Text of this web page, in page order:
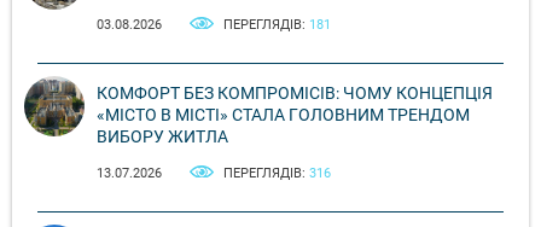
03.08.2026 ПЕРЕГЛЯДІВ: 181
КОМФОРТ БЕЗ КОМПРОМІСІВ: ЧОМУ КОНЦЕПЦІЯ
«МІСТО В МІСТІ» СТАЛА ГОЛОВНИМ ТРЕНДОМ
ВИБОРУ ЖИТЛА
13.07.2026 ПЕРЕГЛЯДІВ: 316